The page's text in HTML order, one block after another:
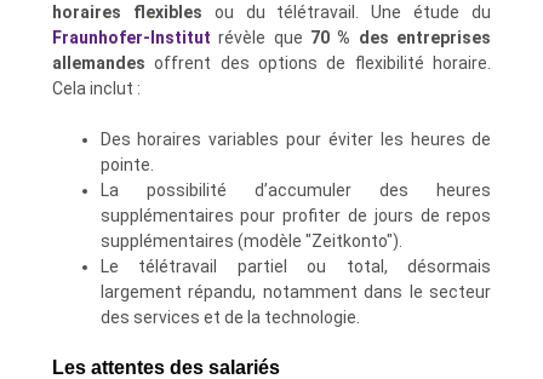
horaires flexibles ou du télétravail. Une étude du
Fraunhofer-Institut révèle que 70 % des entreprises
allemandes offrent des options de flexibilité horaire.
Cela inclut :
Des horaires variables pour éviter les heures de
pointe.
La possibilité d’accumuler des heures
supplémentaires pour profiter de jours de repos
supplémentaires (modèle "Zeitkonto").
Le télétravail partiel ou total, désormais
largement répandu, notamment dans le secteur
des services et de la technologie.
Les attentes des salariés